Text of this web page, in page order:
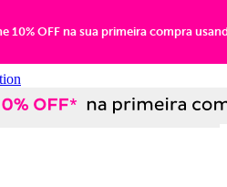
10% OFF na sua primeira compra